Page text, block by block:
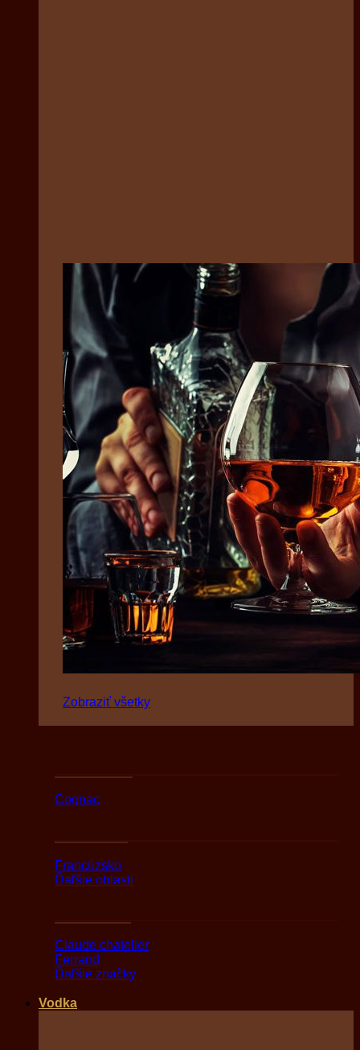
Zobraziť všetky
Cognac
Francúzsko
Ďaľšie oblasti
Claude chatelier
Ferrand
Ďaľšie značky
Vodka